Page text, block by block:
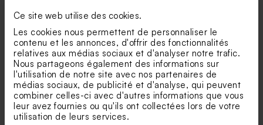
Ce site web utilise des cookies.
Les cookies nous permettent de personnaliser le
contenu et les annonces, d'offrir des fonctionnalités
relatives aux médias sociaux et d'analyser notre trafic.
Nous partageons également des informations sur
l'utilisation de notre site avec nos partenaires de
médias sociaux, de publicité et d'analyse, qui peuvent
combiner celles-ci avec d'autres informations que vous
leur avez fournies ou qu'ils ont collectées lors de votre
utilisation de leurs services.
Faire part mariage envolée
de brindilles dorées
Faire part pochette Oui pour
la vie (et fleurs séchées*)